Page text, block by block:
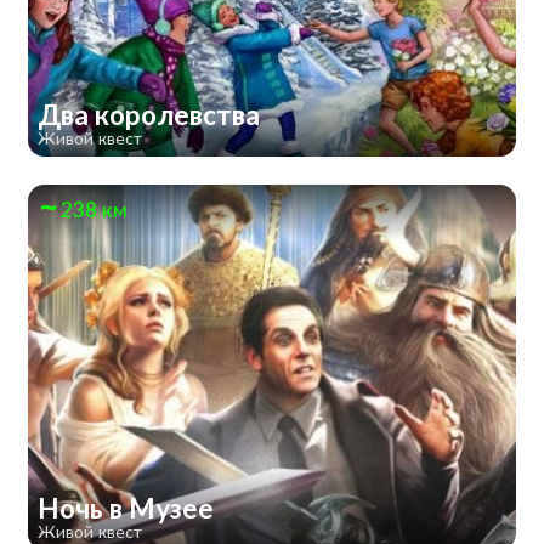
Два королевства
Живой квест
238 км
Ночь в Музее
Живой квест